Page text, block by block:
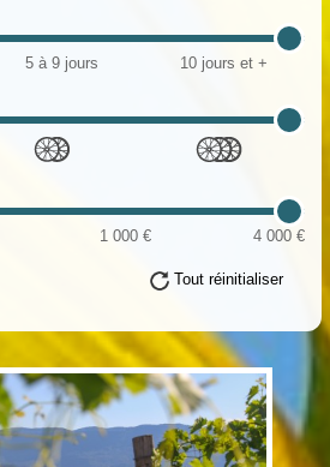
5 à 9 jours 10 jours et +
1 000 € 4 000 €
Tout réinitialiser
(i)
(i) (i)